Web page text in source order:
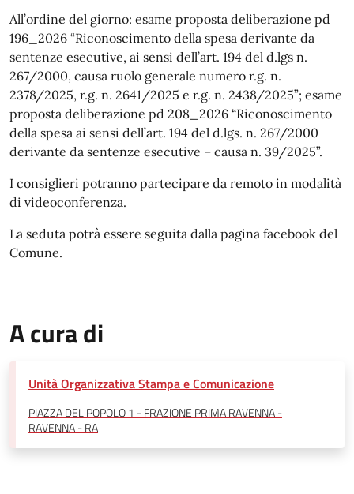
All’ordine del giorno: esame proposta deliberazione pd
196_2026 “Riconoscimento della spesa derivante da
sentenze esecutive, ai sensi dell’art. 194 del d.lgs n.
267/2000, causa ruolo generale numero r.g. n.
2378/2025, r.g. n. 2641/2025 e r.g. n. 2438/2025”; esame
proposta deliberazione pd 208_2026 “Riconoscimento
della spesa ai sensi dell’art. 194 del d.lgs. n. 267/2000
derivante da sentenze esecutive – causa n. 39/2025”.
I consiglieri potranno partecipare da remoto in modalità
di videoconferenza.
La seduta potrà essere seguita dalla pagina facebook del
Comune.
A cura di
Unità Organizzativa Stampa e Comunicazione
PIAZZA DEL POPOLO 1 - FRAZIONE PRIMA RAVENNA -
RAVENNA - RA